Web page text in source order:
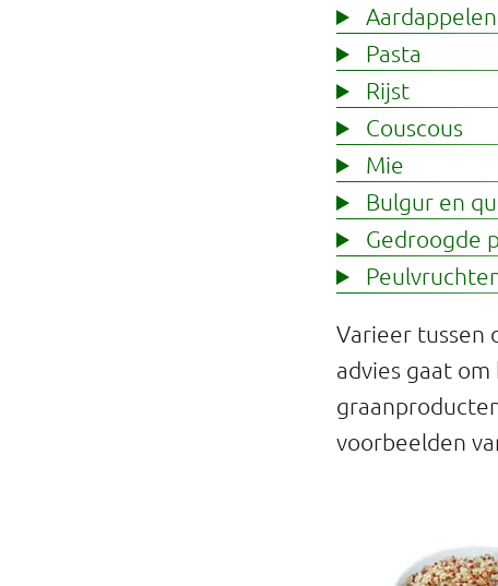
Pasta
Rijst
Couscous
Mie
Bulgur en
Gedroogde
Varieer tussen
advies gaat
voorbeelden